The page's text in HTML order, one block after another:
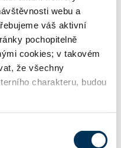
webu a
váš aktivní
pochopitelně
cookies; v takovém
že všechny
charakteru, budou